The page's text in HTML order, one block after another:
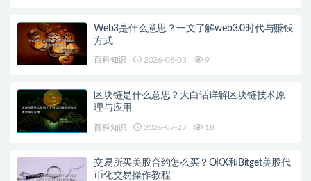
Web3是什么意思？一文了解web3.0时代与赚钱
方式
百科知识 2026-08-03 9
区块链是什么意思？大白话详解区块链技术原
理与应用
百科知识 2026-07-27 18
交易所买美股合约怎么买？OKX和Bitget美股代
币化交易操作教程